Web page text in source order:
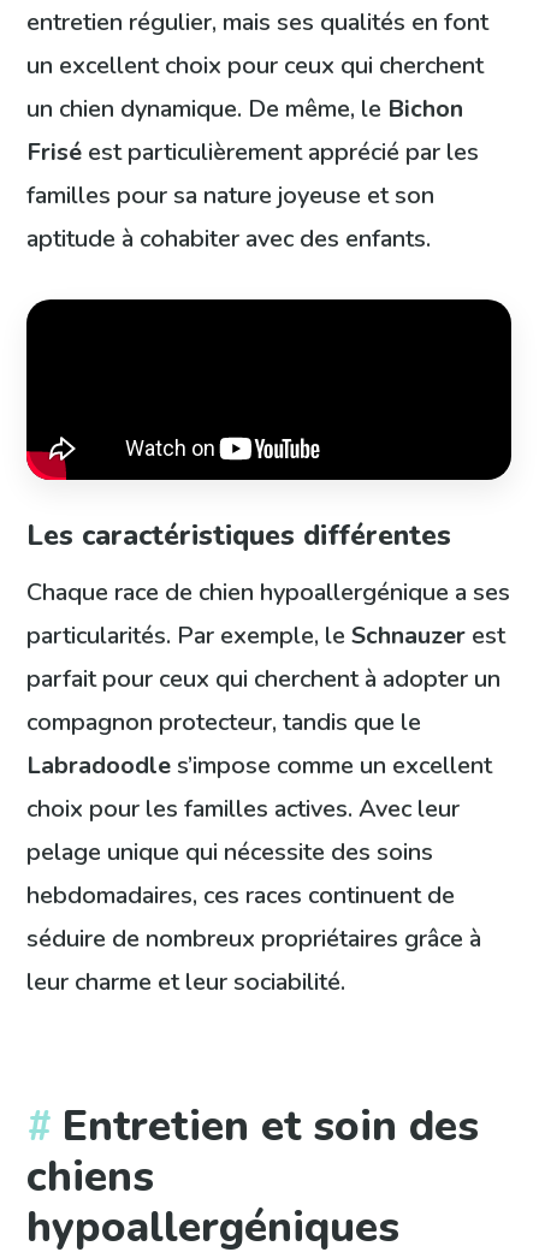
entretien régulier, mais ses qualités en font
un excellent choix pour ceux qui cherchent
un chien dynamique. De même, le Bichon
Frisé est particulièrement apprécié par les
familles pour sa nature joyeuse et son
aptitude à cohabiter avec des enfants.
Les caractéristiques différentes
Chaque race de chien hypoallergénique a ses
particularités. Par exemple, leSchnauzer est
parfait pour ceux qui cherchent à adopter un
compagnon protecteur, tandis que le
Labradoodle s’impose comme un excellent
choix pour les familles actives. Avec leur
pelage unique qui nécessite des soins
hebdomadaires, ces races continuent de
séduire de nombreux propriétaires grâce à
leur charme et leur sociabilité.
Entretien et soin des
chiens
hypoallergéniques